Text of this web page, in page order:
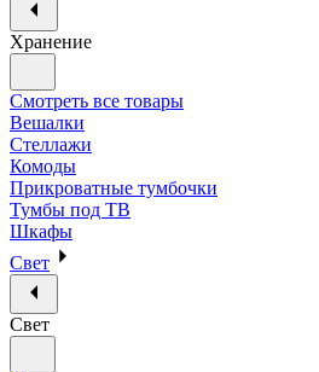
Хранение
Смотреть все товары
Вешалки
Стеллажи
Комоды
Прикроватные тумбочки
Тумбы под ТВ
Шкафы
Свет
Свет